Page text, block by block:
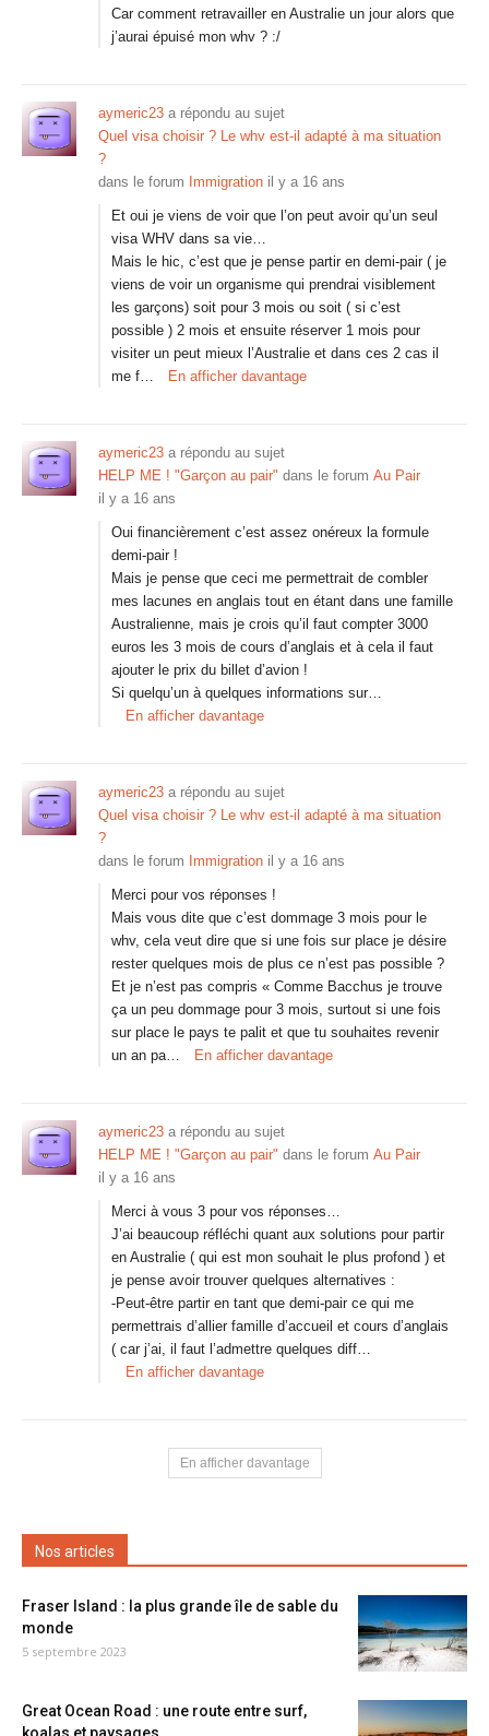
Car comment retravailler en Australie un jour alors que
j’aurai épuisé mon whv ? :/
aymeric23 a répondu au sujet
Quel visa choisir ? Le whv est-il adapté à ma situation
?
dans le forum Immigration il y a 16 ans
Et oui je viens de voir que l’on peut avoir qu’un seul
visa WHV dans sa vie…
Mais le hic, c’est que je pense partir en demi-pair ( je
viens de voir un organisme qui prendrai visiblement
les garçons) soit pour 3 mois ou soit ( si c’est
possible ) 2 mois et ensuite réserver 1 mois pour
visiter un peut mieux l’Australie et dans ces 2 cas il
me f…
En afficher davantage
aymeric23 a répondu au sujet
HELP ME ! "Garçon au pair" dans le forum Au Pair
il y a 16 ans
Oui financièrement c’est assez onéreux la formule
demi-pair !
Mais je pense que ceci me permettrait de combler
mes lacunes en anglais tout en étant dans une famille
Australienne, mais je crois qu’il faut compter 3000
euros les 3 mois de cours d’anglais et à cela il faut
ajouter le prix du billet d’avion !
Si quelqu’un à quelques informations sur…
En afficher davantage
aymeric23 a répondu au sujet
Quel visa choisir ? Le whv est-il adapté à ma situation
?
dans le forum Immigration il y a 16 ans
Merci pour vos réponses !
Mais vous dite que c’est dommage 3 mois pour le
whv, cela veut dire que si une fois sur place je désire
rester quelques mois de plus ce n’est pas possible ?
Et je n’est pas compris « Comme Bacchus je trouve
ça un peu dommage pour 3 mois, surtout si une fois
sur place le pays te palit et que tu souhaites revenir
un an pa…
En afficher davantage
aymeric23 a répondu au sujet
HELP ME ! "Garçon au pair" dans le forum Au Pair
il y a 16 ans
Merci à vous 3 pour vos réponses…
J’ai beaucoup réfléchi quant aux solutions pour partir
en Australie ( qui est mon souhait le plus profond ) et
je pense avoir trouver quelques alternatives :
-Peut-être partir en tant que demi-pair ce qui me
permettrais d’allier famille d’accueil et cours d’anglais
( car j’ai, il faut l’admettre quelques diff…
En afficher davantage
En afficher davantage
Nos articles
Fraser Island : la plus grande île de sable du
monde
5 septembre 2023
Great Ocean Road : une route entre surf,